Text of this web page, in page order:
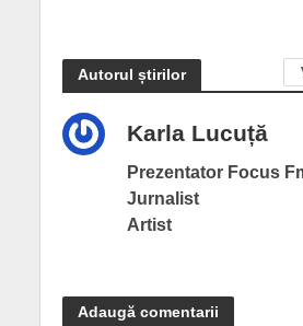
Autorul știrilor
Karla Lucuță
Prezentator Focus
Jurnalist
Artist
Adaugă comentarii